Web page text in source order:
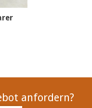
anfordern?